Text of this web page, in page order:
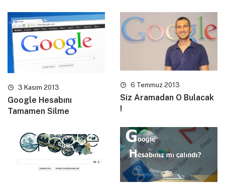
3 Kasım 2013
Google Hesabını
Tamamen Silme
6 Temmuz 2013
Siz Aramadan O Bulacak
!